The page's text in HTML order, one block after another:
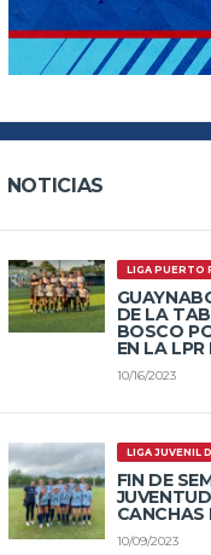
NOTICIAS
LIGA PUERTO
DE LA
BOSCO
EN LA
10/16/2023
LIGA JUVENIL
FIN DE
CANCHAS
10/09/2023